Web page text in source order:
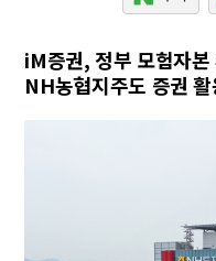
iM증권, 정부 모험자
NH농협지주도 증권